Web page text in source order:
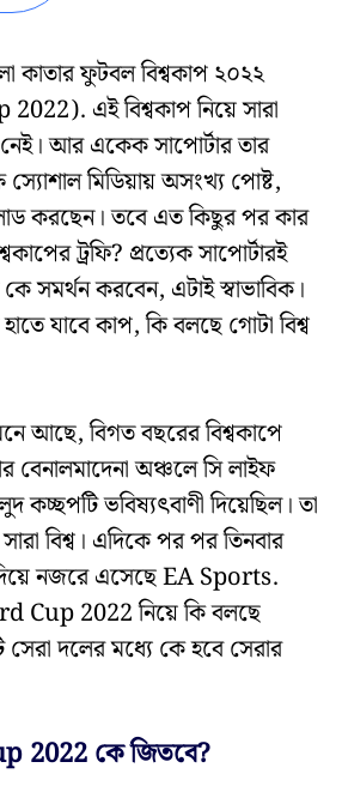
ফুটবল বিশ্বকাপ ২০২২
এই বিশ্বকাপ নিয়ে সারা
নেই। আর একেক সাপোর্টার তার
স্যোশাল মিডিয়ায় অসংখ্য পোষ্ট,
করছেন। তবে এত কিছুর পর কার
ট্রফি? প্রত্যেক সাপোর্টারই
সমর্থন করবেন, এটাই স্বাভাবিক।
যাবে কাপ, কি বলছে গোটা বিশ্ব
আছে, বিগত বছরের বিশ্বকাপে
বেনালমাদেনা অঞ্চলে সি লাইফ
কচ্ছপটি ভবিষ্যৎবাণী দিয়েছিল। তা
বিশ্ব। এদিকে পর পর তিনবার
নজরে এসেছে EA Sports.
Cup 2022 নিয়ে কি বলছে
সেরা দলের মধ্যে কে হবে সেরার
2022 কে জিতবে?